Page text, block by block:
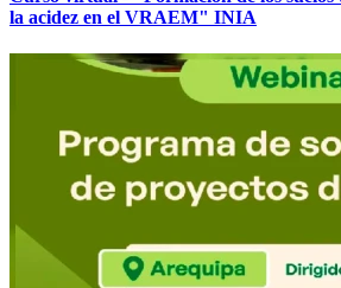
la acidez en el VRAEM" INIA